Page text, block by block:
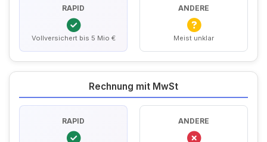
RAPID
Vollversichert bis 5 Mio €
ANDERE
Meist unklar
Rechnung mit MwSt
RAPID ANDERE